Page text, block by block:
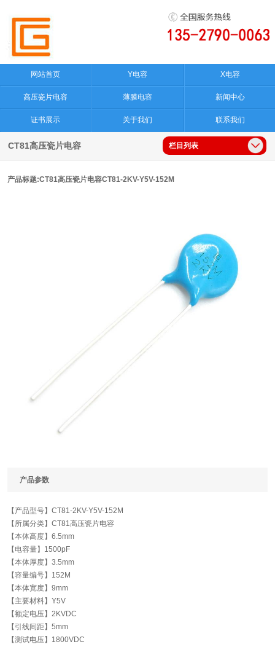
网站首页 Y电容 X电容
高压瓷片电容 薄膜电容 新闻中心
证书展示 关于我们 联系我们
CT81高压瓷片电容 栏目列表
产品标题:CT81高压瓷片电容CT81-2KV-Y5V-152M
产品参数
【产品型号】 CT81-2KV-Y5V-152M
【所属分类】 CT81高压瓷片电容
【本体高度】 6.5mm
【电容量】 1500pF
【本体厚度】 3.5mm
【容量编号】 152M
【本体宽度】 9mm
【主要材料】 Y5V
【额定电压】 2KVDC
【引线间距】 5mm
【测试电压】 1800VDC